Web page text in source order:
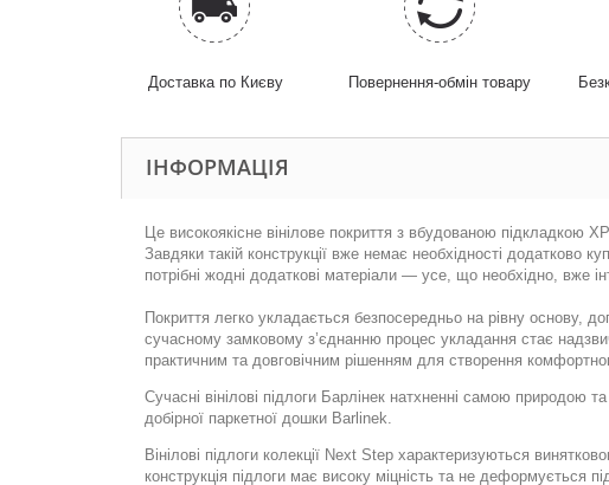
Доставка по Києву Повернення-обмін товару
ІНФОРМАЦІЯ
Це високоякісне вінілове покриття з вбудованою підкладкою
Завдяки такій конструкції вже немає необхідності
потрібні жодні додаткові матеріали — усе, що необхідно, вже
Покриття легко укладається безпосередньо на рівну основу,
сучасному замковому з’єднанню процес укладання стає
практичним та довговічним рішенням для створення
Сучасні вінілові підлоги Барлінек натхненні самою природою
добірної паркетної дошки Barlinek.
Вінілові підлоги колекції Next Step характеризуються
конструкція підлоги має високу міцність та не деформується